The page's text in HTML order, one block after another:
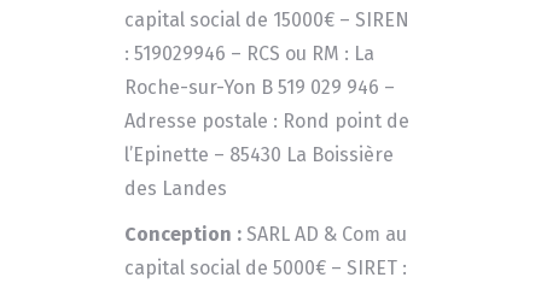
capital social de 15000€ – SIREN
:519029946 – RCS ou RM : La
Roche-sur-Yon B 519 029 946 –
Adresse postale : Rond point de
l’Epinette – 85430 La Boissière
des Landes
Conception : SARL AD & Com au
capital social de 5000€ – SIRET :